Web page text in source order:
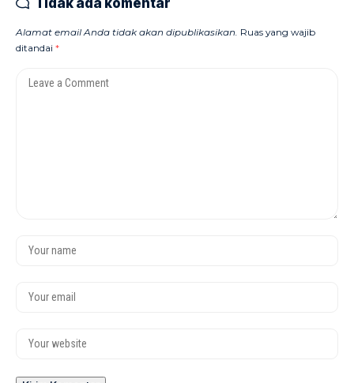
Tidak ada komentar
Alamat email Anda tidak akan dipublikasikan. Ruas yang wajib
ditandai *